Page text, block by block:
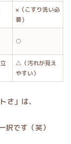
×（こすり洗い必
要）
○
△（汚れが見え
やすい）
さ」は、
択です（笑）